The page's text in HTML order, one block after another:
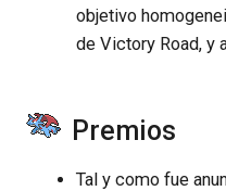
objetivo
de Victory Road, y
Premios
Tal y como fue